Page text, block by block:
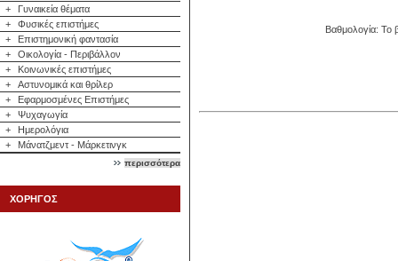
+
Γυναικεία θέματα
+
Φυσικές επιστήμες
+
Επιστημονική φαντασία
+
Οικολογία - Περιβάλλον
+
Κοινωνικές επιστήμες
+
Αστυνομικά και θρίλερ
+
Εφαρμοσμένες Επιστήμες
+
Ψυχαγωγία
+
Ημερολόγια
+
Μάνατζμεντ - Μάρκετινγκ
περισσότερα
ΧΟΡΗΓΟΣ
Βαθμολογία: Το